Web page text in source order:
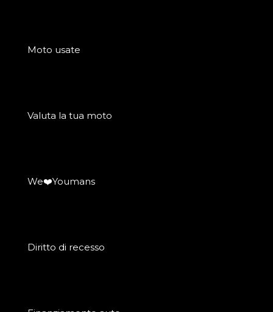
Moto usate
Valuta la tua moto
We❤️Youmans
Diritto di recesso